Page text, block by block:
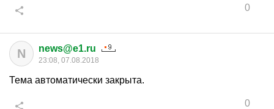
0
N news@e1.ru
23:08, 07.08.2018
Тема автоматически закрыта.
0